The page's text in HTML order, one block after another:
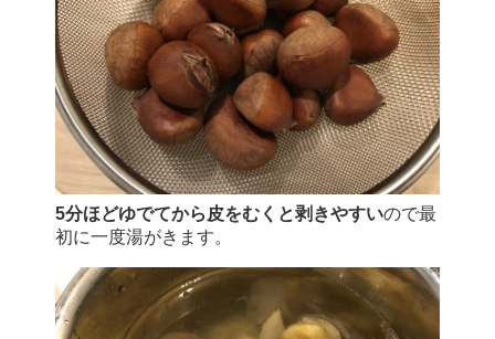
5分ほどゆでてから皮をむくと剥きやすいので最
初に一度湯がきます。